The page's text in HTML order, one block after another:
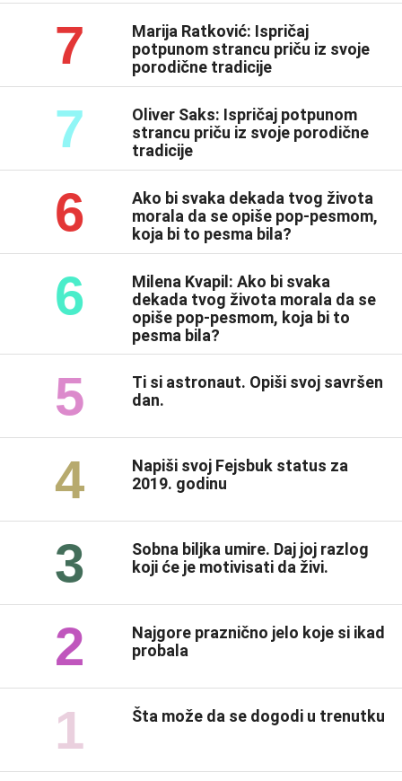
7
Marija Ratković: Ispričaj
potpunom strancu priču iz svoje
porodične tradicije
7
Oliver Saks: Ispričaj potpunom
strancu priču iz svoje porodične
tradicije
6
Ako bi svaka dekada tvog života
morala da se opiše pop-pesmom,
koja bi to pesma bila?
6
Milena Kvapil: Ako bi svaka
dekada tvog života morala da se
opiše pop-pesmom, koja bi to
pesma bila?
5
Ti si astronaut. Opiši svoj savršen
dan.
4
Napiši svoj Fejsbuk status za
2019. godinu
3
Sobna biljka umire. Daj joj razlog
koji će je motivisati da živi.
2
Najgore praznično jelo koje si ikad
probala
1 Šta može da se dogodi u trenutku